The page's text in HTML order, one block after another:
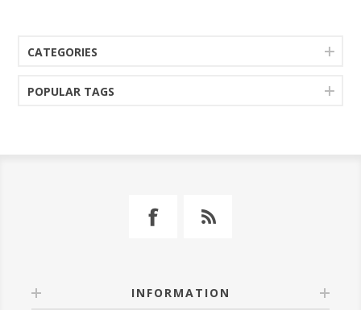
CATEGORIES
POPULAR TAGS
INFORMATION